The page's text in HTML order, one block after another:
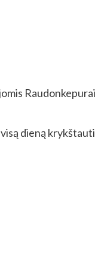
dieną